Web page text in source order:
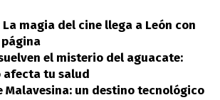
La magia del cine llega a León con
el misterio del aguacate:
afecta tu salud
Malavesina: un destino tecnológico